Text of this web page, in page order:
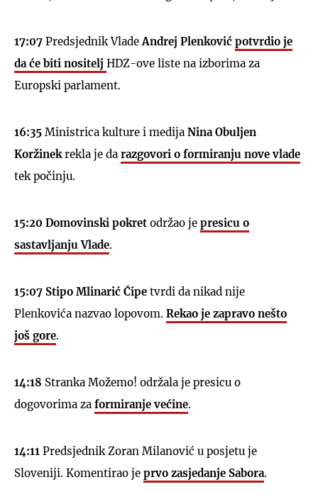
17:07 Predsjednik Vlade Andrej Plenković potvrdio je
da će biti nositelj HDZ-ove liste na izborima za
Europski parlament.
16:35 Ministrica kulture i medija Nina Obuljen
Koržinekrekla je da razgovori o formiranju nove vlade
tek počinju.
15:20 Domovinski pokret održao je presicu o
sastavljanju Vlade.
15:07 Stipo Mlinarić Ćipe tvrdi da nikad nije
Plenkovića nazvao lopovom. Rekao je zapravo nešto
još gore.
14:18 Stranka Možemo! održala je presicu o
dogovorima za formiranje većine.
14:11 Predsjednik Zoran Milanović u posjetu je
Sloveniji. Komentirao je prvo zasjedanje Sabora.